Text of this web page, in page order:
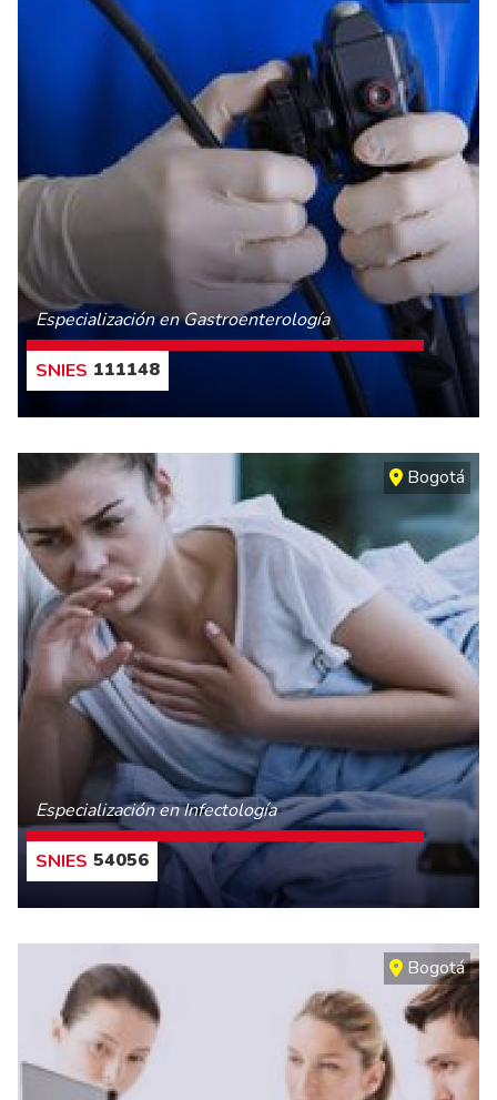
Especialización en Gastroenterología
111148
CONOCE MÁS
Bogotá
Especialización en Infectología
54056
CONOCE MÁS
Bogotá